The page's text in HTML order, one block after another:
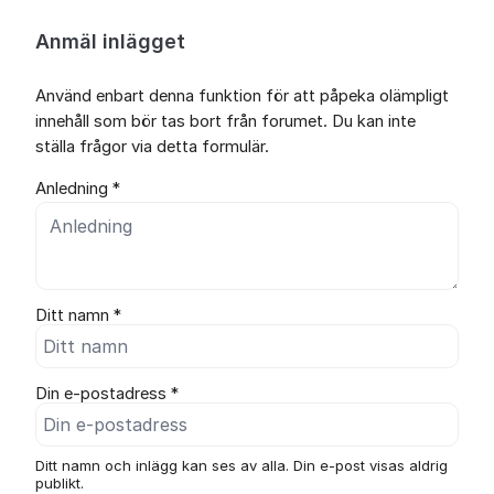
Anmäl inlägget
Använd enbart denna funktion för att påpeka olämpligt
innehåll som bör tas bort från forumet. Du kan inte
ställa frågor via detta formulär.
Anledning *
Ditt namn *
Din e-postadress *
Ditt namn och inlägg kan ses av alla. Din e-post visas aldrig
publikt.